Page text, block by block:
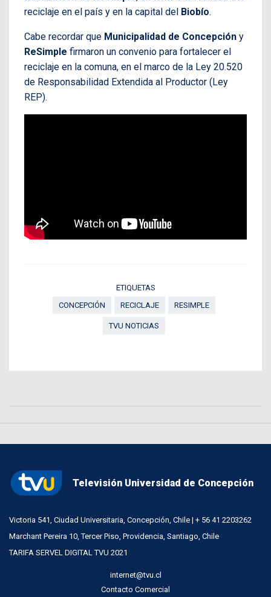
reciclaje en el país y en la capital del Biobío.
Cabe recordar que Municipalidad de Concepción y
ReSimple firmaron un convenio para fortalecer el
reciclaje en la comuna, en el marco de la Ley 20.520
de Responsabilidad Extendida al Productor (Ley
REP).
ETIQUETAS
CONCEPCIÓN
RECICLAJE RESIMPLE
TVU NOTICIAS
Televisión Universidad de Concepción
Victoria 541, Ciudad Universitaria, Concepción, Chile | + 56 41 2203262
Marchant Pereira 10, Tercer Piso, Providencia, Santiago, Chile
TARIFA SERVEL DIGITAL TVU 2021
internet@tvu.cl
Contacto Comercial